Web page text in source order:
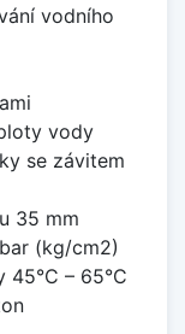
vodního
vody
se závitem
35 mm
(kg/cm2)
– 65°C